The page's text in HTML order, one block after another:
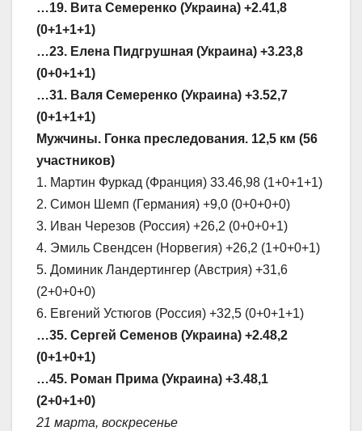
…19. Вита Семеренко (Украина) +2.41,8
(0+1+1+1)
…23. Елена Пидгрушная (Украина) +3.23,8
(0+0+1+1)
…31. Валя Семеренко (Украина) +3.52,7
(0+1+1+1)
Мужчины. Гонка преследования. 12,5 км (56
участников)
1. Мартин Фуркад (Франция) 33.46,98 (1+0+1+1)
2. Симон Шемп (Германия) +9,0 (0+0+0+0)
3. Иван Черезов (Россия) +26,2 (0+0+0+1)
4. Эмиль Свендсен (Норвегия) +26,2 (1+0+0+1)
5. Доминик Ландертингер (Австрия) +31,6
(2+0+0+0)
6. Евгений Устюгов (Россия) +32,5 (0+0+1+1)
…35. Сергей Семенов (Украина) +2.48,2
(0+1+0+1)
…45. Роман Прима (Украина) +3.48,1
(2+0+1+0)
21 марта, воскресенье